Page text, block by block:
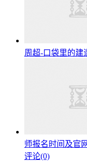
周超-口袋里的建
师报名时间及官
评论(0)